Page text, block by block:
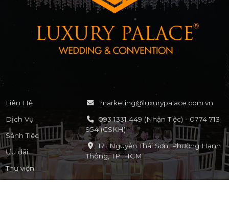
Liên Hệ
Dịch Vụ
Sảnh Tiệc
Ưu đãi
Thư viện
marketing@luxurypalace.com.vn
093 1331 449 (Nhận Tiệc) - 0774 713
954 (CSKH)
171 Nguyễn Thái Sơn, Phường Hạnh
Thông, TP. HCM